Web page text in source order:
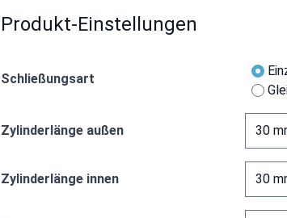
Produkt-Einstellungen
Schließungsart
Zylinderlänge außen
Zylinderlänge innen